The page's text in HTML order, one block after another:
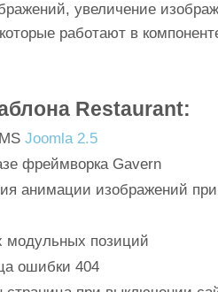
увеличение
работают в
Restaurant:
Joomla 2.5
фреймворка Gavern
анимации изображений
модульных позиций
ошибки 404